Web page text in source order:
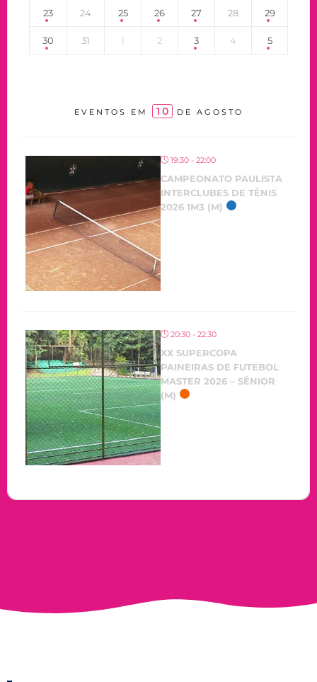
23 24 25 26 27 28 29
30 31 1 2 3 4 5
EVENTOS EM 10 DE AGOSTO
19:30 - 22:00
CAMPEONATO PAULISTA
INTERCLUBES DE TÊNIS
2026 1M3 (M)
20:30 - 22:30
XX SUPERCOPA
PAINEIRAS DE FUTEBOL
MASTER 2026 – SÊNIOR
(M)